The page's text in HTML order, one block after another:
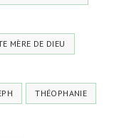
MÈRE DE DIEU
THÉOPHANIE